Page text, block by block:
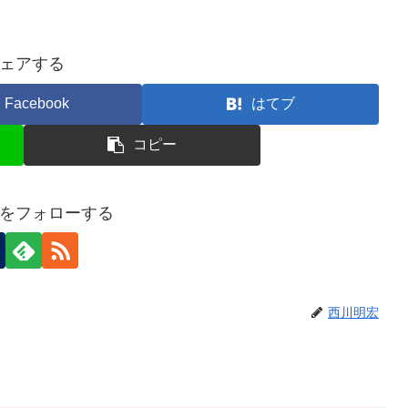
アする
Facebook はてブ
コピー
フォローする
西川明宏